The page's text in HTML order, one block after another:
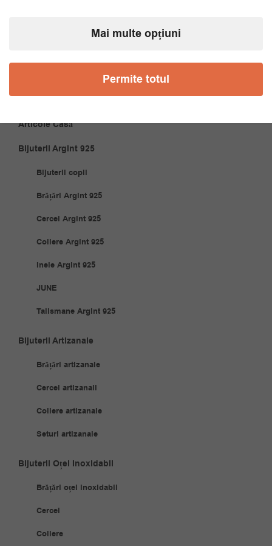
Accesorii Cuplu
Articole Casă
Bijuterii Argint 925
Bijuterii copii
Brățări Argint 925
Cercei Argint 925
Coliere Argint 925
Inele Argint 925
JUNE
Talismane Argint 925
Bijuterii Artizanale
Brățări artizanale
Cercei artizanali
Coliere artizanale
Seturi artizanale
Bijuterii Oțel Inoxidabil
Brățări oțel inoxidabil
Cercei
Coliere
Mai multe opțiuni
Permite totul